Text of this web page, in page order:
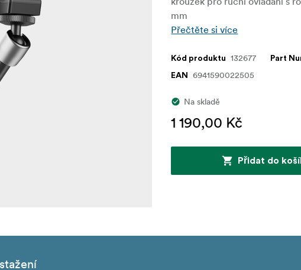
mm
Přečtěte si více
Kód produktu 132677 Part
EAN 6941590022505
Na skladě
1 190,00 Kč
Přidat do